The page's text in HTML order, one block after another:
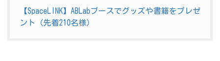
【SpaceLINK】ABLabブースでグッズや書籍をプレゼ
ント（先着210名様）